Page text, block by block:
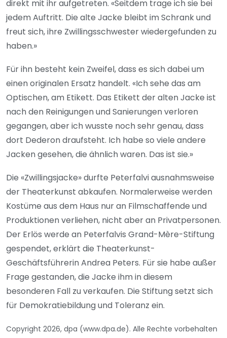
direkt mit ihr aufgetreten. «Seitdem trage ich sie bei
jedem Auftritt. Die alte Jacke bleibt im Schrank und
freut sich, ihre Zwillingsschwester wiedergefunden zu
haben.»
Für ihn besteht kein Zweifel, dass es sich dabei um
einen originalen Ersatz handelt. «Ich sehe das am
Optischen, am Etikett. Das Etikett der alten Jacke ist
nach den Reinigungen und Sanierungen verloren
gegangen, aber ich wusste noch sehr genau, dass
dort Dederon draufsteht. Ich habe so viele andere
Jacken gesehen, die ähnlich waren. Das ist sie.»
Die «Zwillingsjacke» durfte Peterfalvi ausnahmsweise
der Theaterkunst abkaufen. Normalerweise werden
Kostüme aus dem Haus nur an Filmschaffende und
Produktionen verliehen, nicht aber an Privatpersonen.
Der Erlös werde an Peterfalvis Grand-Mère-Stiftung
gespendet, erklärt die Theaterkunst-
Geschäftsführerin Andrea Peters. Für sie habe außer
Frage gestanden, die Jacke ihm in diesem
besonderen Fall zu verkaufen. Die Stiftung setzt sich
für Demokratiebildung und Toleranz ein.
Copyright 2026, dpa (www.dpa.de). Alle Rechte vorbehalten